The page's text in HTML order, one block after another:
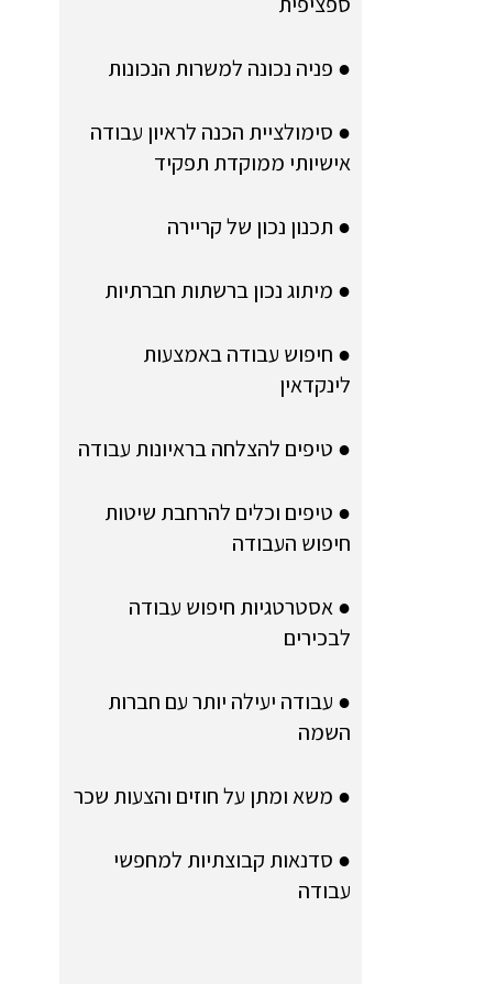
● פניה נכונה למשרות הנכונות
● סימולציית הכנה לראיון עבודה
אישיותי ממוקדת תפקיד
● תכנון נכון של קריירה
● מיתוג נכון ברשתות חברתיות
● חיפוש עבודה באמצעות
לינקדאין
● טיפים להצלחה בראיונות עבודה
● טיפים וכלים להרחבת שיטות
חיפוש העבודה
● אסטרטגיות חיפוש עבודה
לבכירים
● עבודה יעילה יותר עם חברות
השמה
● משא ומתן על חוזים והצעות שכר
● סדנאות קבוצתיות למחפשי
עבודה